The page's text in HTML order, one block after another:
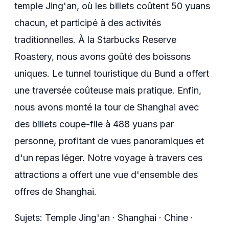
temple Jing'an, où les billets coûtent 50 yuans
chacun, et participé à des activités
traditionnelles. À la Starbucks Reserve
Roastery, nous avons goûté des boissons
uniques. Le tunnel touristique du Bund a offert
une traversée coûteuse mais pratique. Enfin,
nous avons monté la tour de Shanghai avec
des billets coupe-file à 488 yuans par
personne, profitant de vues panoramiques et
d'un repas léger. Notre voyage à travers ces
attractions a offert une vue d'ensemble des
offres de Shanghai.
Sujets: Temple Jing'an · Shanghai · Chine ·